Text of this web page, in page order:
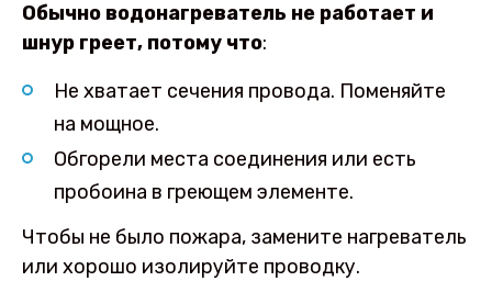
Обычно водонагреватель не работает и
шнур греет, потому что:
Не хватает сечения провода. Поменяйте
на мощное.
Обгорели места соединения или есть
пробоина в греющем элементе.
Чтобы не было пожара, замените нагреватель
или хорошо изолируйте проводку.